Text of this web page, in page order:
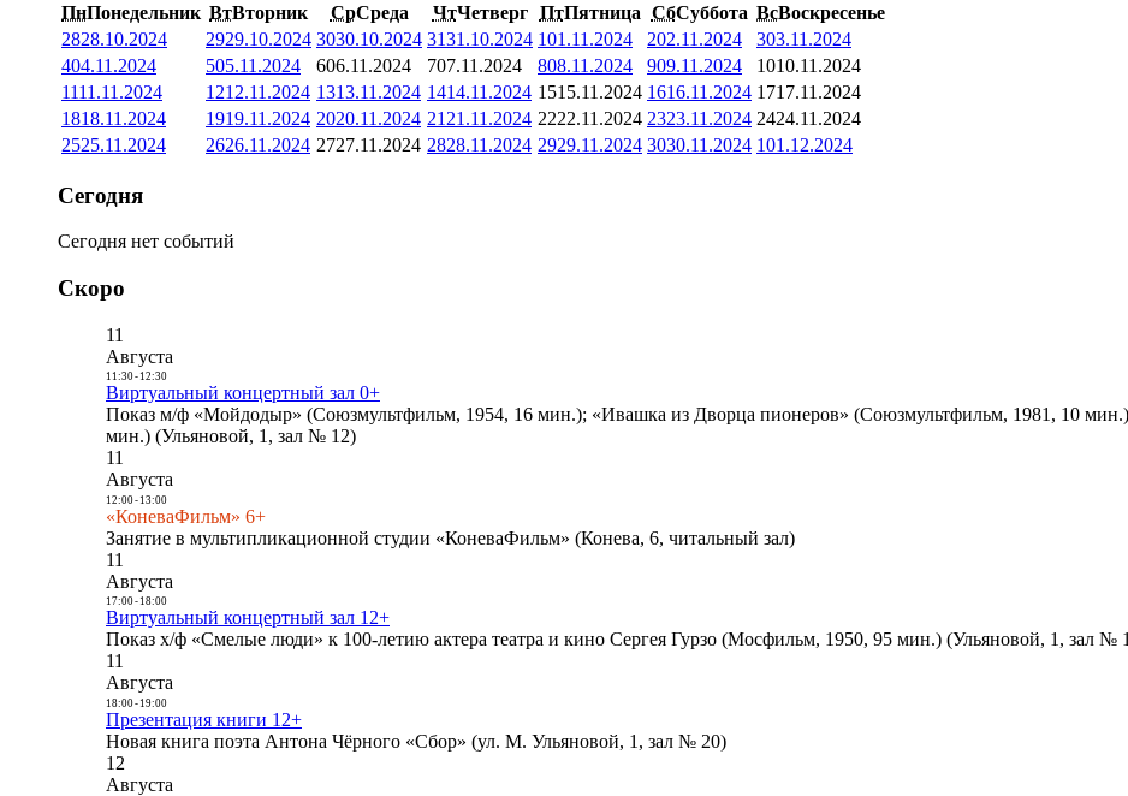
ПнПонедельник ВтВторник СрСреда ЧтЧетверг ПтПятница СбСуббота ВсВоскресенье
2828.10.2024 2929.10.2024 3030.10.2024 3131.10.2024 101.11.2024 202.11.2024 303.11.2024
404.11.2024 505.11.2024 606.11.2024 707.11.2024 808.11.2024 909.11.2024 1010.11.2024
1111.11.2024 1212.11.2024 1313.11.2024 1414.11.2024 1515.11.2024 1616.11.2024 1717.11.2024
1818.11.2024 1919.11.2024 2020.11.2024 21 21.11.2024 2222.11.2024 2323.11.2024 2424.11.2024
2525.11.2024 2626.11.2024 2727.11.2024 2828.11.2024 2929.11.2024 3030.11.2024 101.12.2024
Сегодня
Сегодня нет событий
Скоро
11
Августа
11:30- 12:30
Виртуальный концертный зал 0+
Показ м/ф «Мойдодыр» (Союзмультфильм, 1954, 16 мин.); «Ивашка из Дворца пионеров» (Союзмультфильм, 1981, 10
мин.) (Ульяновой, 1, зал № 12)
11
Августа
12:00- 13:00
«КоневаФильм» 6+
Занятие в мультипликационной студии «КоневаФильм» (Конева, 6, читальный зал)
11
Августа
17:00- 18:00
Виртуальный концертный зал 12+
Показ х/ф «Смелые люди» к 100-летию актера театра и кино Сергея Гурзо (Мосфильм, 1950, 95 мин.) (Ульяновой, 1, зал №
11
Августа
18:00- 19:00
Презентация книги 12+
Новая книга поэта Антона Чёрного «Сбор» (ул. М. Ульяновой, 1, зал № 20)
12
Августа